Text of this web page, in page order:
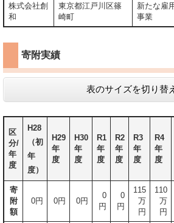
株式会社創
和
東京都江戸川区篠
崎町
新たな雇
事業
寄附実績
表のサイズを切り替
区
分/
年
度
H28
（初
年
度）
H29
年
度
H30
年
度
R1
年
度
R2
年
度
R3
年
度
R4
年
度
寄
附
額
0円 0円 0円
0
円
0
円
115
万
円
110
万
円